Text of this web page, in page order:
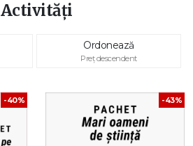
Activități
Ordonează
Preț descendent
-40% -43%